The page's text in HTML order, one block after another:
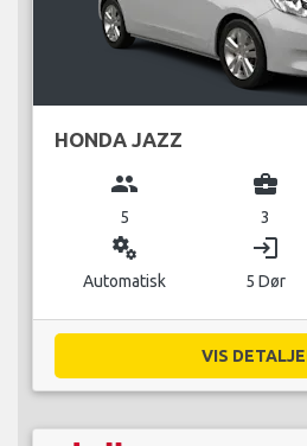
HONDA JAZZ
group
5
business_center
3
miscellaneous_services
Automatisk
login
5 Dør
VIS